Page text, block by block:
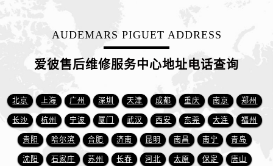
江西省景德镇市珠山区珠山中路爱彼售后服务中心（需提前预约）
江西省九江市浔阳区浔阳路爱彼售后服务中心（需提前预约）
江西省南昌市红谷滩新区红谷中大道998号绿地双子塔（中央广场）A1座办公楼14层1407室爱彼售后服务中心（需提前预约）
江西省萍乡市安源区萍安北大道与康庄路交叉口爱彼售后服务中心（需提前预约）
AUDEMARS PIGUET ADDRESS
爱彼售后维修服务中心地址电话查询
北京 上海 广州 深圳 天津 成都 重庆 南京 郑州
长沙 杭州 宁波 厦门 武汉 西安 东莞 大连 福州
贵阳 哈尔滨 合肥 济南 昆明 南昌 南宁 青岛
沈阳 石家庄 苏州 长春 河北 太原 保定 唐山